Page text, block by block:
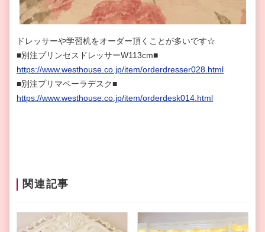
ドレッサーや学習机をオーダー頂くことが多いです☆
■別注プリンセスドレッサーW113cm■
https://www.westhouse.co.jp/item/orderdresser028.html
■別注プリマベーラデスク■
https://www.westhouse.co.jp/item/orderdesk014.html
関連記事